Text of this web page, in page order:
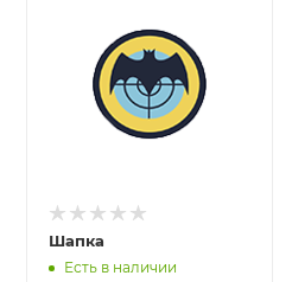
Шапка
Есть в наличии